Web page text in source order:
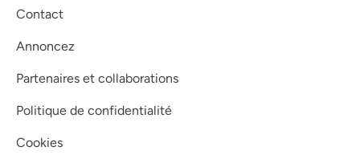
Contact
Annoncez
Partenaires et collaborations
Politique de confidentialité
Cookies